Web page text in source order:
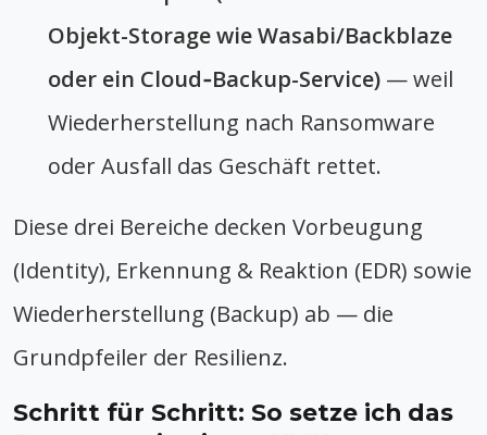
Objekt-Storage wie Wasabi/Backblaze
oder ein Cloud‑Backup-Service) — weil
Wiederherstellung nach Ransomware
oder Ausfall das Geschäft rettet.
Diese drei Bereiche decken Vorbeugung
(Identity), Erkennung & Reaktion (EDR) sowie
Wiederherstellung (Backup) ab — die
Grundpfeiler der Resilienz.
Schritt für Schritt: So setze ich das